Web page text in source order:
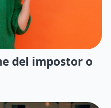
del impostor o